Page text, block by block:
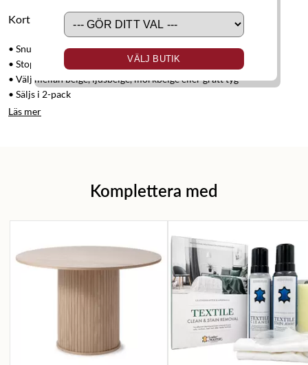
VÄLJ BUTIK
Kort produktbeskrivning
• Snurrfunktion i 360 grader
• Stoppad sits med hög sittkomfort
• Välj mellan beige, ljusbeige, mörkbeige eller grått tyg
• Säljs i 2-pack
Läs mer
Komplettera med